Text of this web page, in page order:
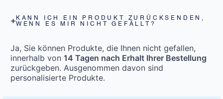
KANN ICH EIN PRODUKT ZURÜCKSENDEN,
WENN ES MIR NICHT GEFÄLLT?
Ja, Sie können Produkte, die Ihnen nicht gefallen,
innerhalb von 14 Tagen nach Erhalt Ihrer Bestellung
zurückgeben. Ausgenommen davon sind
personalisierte Produkte.